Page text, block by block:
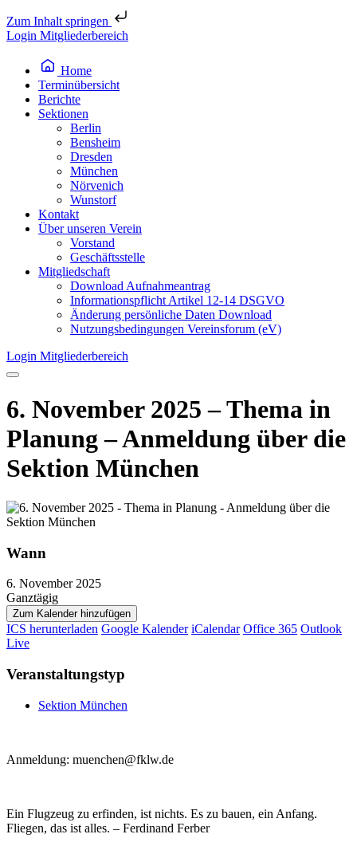
Zum Inhalt springen
Login Mitgliederbereich
Home
Terminübersicht
Berichte
Sektionen
Berlin
Bensheim
Dresden
München
Nörvenich
Wunstorf
Kontakt
Über unseren Verein
Vorstand
Geschäftsstelle
Mitgliedschaft
Download Aufnahmeantrag
Informationspflicht Artikel 12-14 DSGVO
Änderung persönliche Daten Download
Nutzungsbedingungen Vereinsforum (eV)
Login Mitgliederbereich
6. November 2025 – Thema in
Planung – Anmeldung über die
Sektion München
Wann
6. November 2025
Ganztägig
Zum Kalender hinzufügen
ICS herunterladen Google Kalender iCalendar Office 365 Outlook
Live
Veranstaltungstyp
Sektion München
Anmeldung: muenchen@fklw.de
Ein Flugzeug zu erfinden, ist nichts. Es zu bauen, ein Anfang.
Fliegen, das ist alles. – Ferdinand Ferber